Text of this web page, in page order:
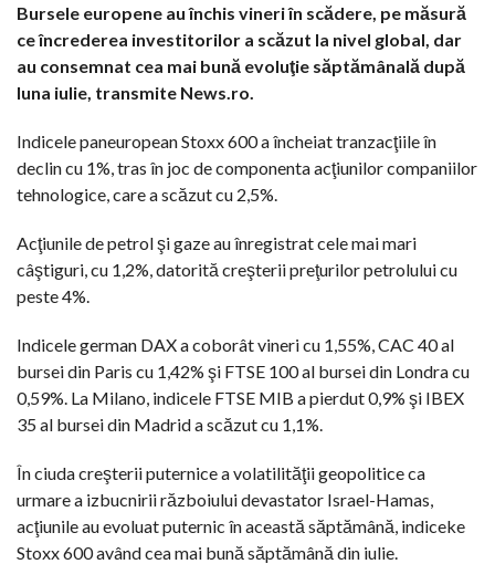
Bursele europene au închis vineri în scădere, pe măsură
ce încrederea investitorilor a scăzut la nivel global, dar
au consemnat cea mai bună evoluţie săptămânală după
luna iulie, transmite News.ro.
Indicele paneuropean Stoxx 600 a încheiat tranzacţiile în
declin cu 1%, tras în joc de componenta acţiunilor companiilor
tehnologice, care a scăzut cu 2,5%.
Acţiunile de petrol şi gaze au înregistrat cele mai mari
câştiguri, cu 1,2%, datorită creşterii preţurilor petrolului cu
peste 4%.
Indicele german DAX a coborât vineri cu 1,55%, CAC 40 al
bursei din Paris cu 1,42% şi FTSE 100 al bursei din Londra cu
0,59%. La Milano, indicele FTSE MIB a pierdut 0,9% şi IBEX
35 al bursei din Madrid a scăzut cu 1,1%.
În ciuda creşterii puternice a volatilităţii geopolitice ca
urmare a izbucnirii războiului devastator Israel-Hamas,
acţiunile au evoluat puternic în această săptămână, indiceke
Stoxx 600 având cea mai bună săptămână din iulie.